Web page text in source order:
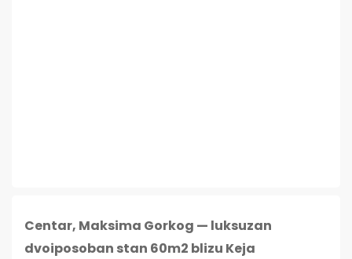
Centar, Maksima Gorkog — luksuzan
dvoiposoban stan 60m2 blizu Keja